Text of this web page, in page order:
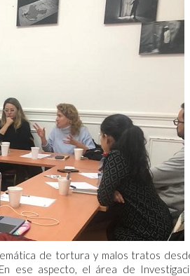
de tortura y malos tratos
ese aspecto, el área de